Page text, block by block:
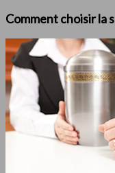
Comment choisir la